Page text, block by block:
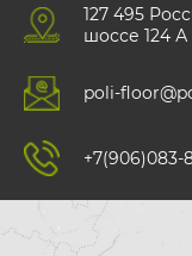
127 495
шоссе 124 А
poli-
+7(906)083-